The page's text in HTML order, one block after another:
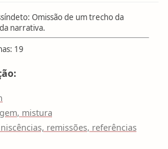
Omissão de um trecho da
narrativa.
19
mistura
remissões, referências